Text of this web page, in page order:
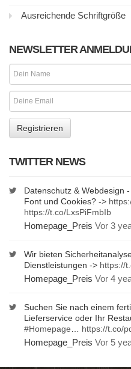
Ausreichende Schriftgröße
NEWSLETTER
TWITTER NEWS
Datenschutz & Webdesign
Font und Cookies? ->
https://t.co/LxsPiFmbIb
Homepage_Preis Vor 3
Wir bieten
Dienstleistungen -> https://
Homepage_Preis Vor 4
Suchen Sie nach einem
Lieferservice oder Ihr
#Homepage
https://t.co/
Homepage_Preis Vor 5